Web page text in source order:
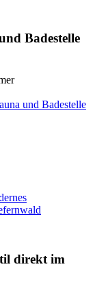
Badestelle
und Badestelle
direkt im